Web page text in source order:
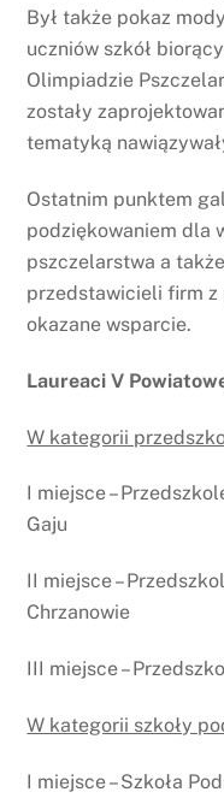
Był także pokaz
uczniów szkół
Olimpiadzie
zostały
tematyką
Ostatnim punktem
podziękowaniem dla
pszczelarstwa a
przedstawicieli firm z
okazane wsparcie.
Laureaci V
W kategorii
I miejsce –
Gaju
II miejsce –
Chrzanowie
III miejsce –
W kategorii szkoły
I miejsce – Szkoła